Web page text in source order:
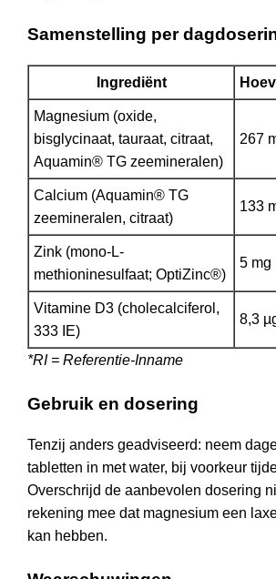
Samenstelling per
Ingrediënt
Magnesium (oxide,
bisglycinaat, tauraat, citraat,
Aquamin® TG zeemineralen)
267
Calcium (Aquamin® TG
zeemineralen, citraat)
133
Zink (mono-L-
methioninesulfaat; OptiZinc®)
5 mg
Vitamine D3 (cholecalciferol,
333 IE)
8,3
*RI = Referentie-Inname
Gebruik en dosering
Tenzij anders geadviseerd: neem
tabletten in met water, bij voorkeur
Overschrijd de aanbevolen dosering
rekening mee dat magnesium een
kan hebben.